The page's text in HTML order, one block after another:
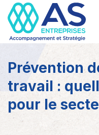
Prévention
travail :
pour le